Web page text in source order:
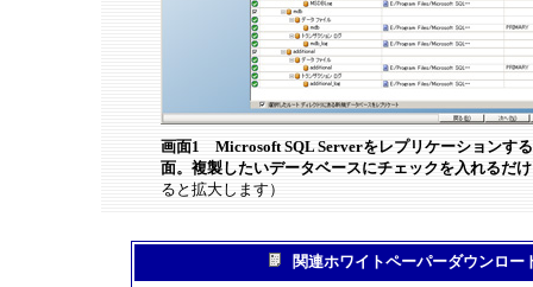
画面1 Microsoft SQL Serverをレプリケーションす
面。複製したいデータベースにチェックを入れるだけ
ると拡大します）
関連ホワイトペーパーダウンロー